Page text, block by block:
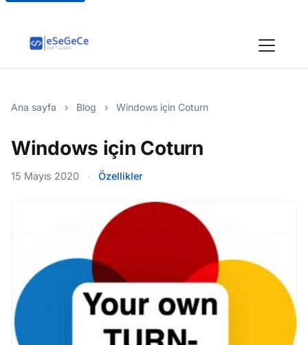
Ana sayfa › Blog › Windows için Coturn
Windows için Coturn
15 Mayıs 2020 · Özellikler